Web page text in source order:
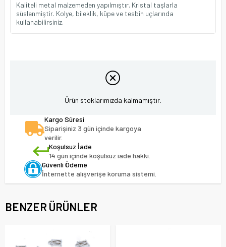
Kaliteli metal malzemeden yapılmıştır. Kristal taşlarla
süslenmiştir. Kolye, bileklik, küpe ve tesbih uçlarında
kullanabilirsiniz.
Ürün stoklarımızda kalmamıştır.
Kargo Süresi
Siparişiniz 3 gün içinde kargoya
verilir.
Koşulsuz İade
14 gün içinde koşulsuz iade hakkı.
Güvenli Ödeme
İnternette alışverişe koruma sistemi.
BENZER ÜRÜNLER